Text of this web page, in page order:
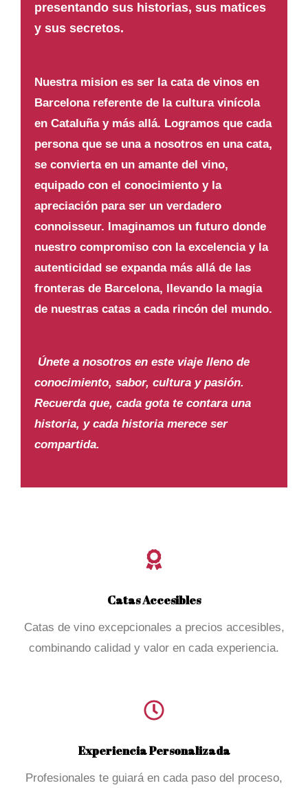
presentando sus historias, sus matices
y sus secretos.
Nuestra mision es ser la cata de vinos en
Barcelona referente de la cultura vinícola
en Cataluña y más allá. Logramos que cada
persona que se una a nosotros en una cata,
se convierta en un amante del vino,
equipado con el conocimiento y la
apreciación para ser un verdadero
connoisseur. Imaginamos un futuro donde
nuestro compromiso con la excelencia y la
autenticidad se expanda más allá de las
fronteras de Barcelona, llevando la magia
de nuestras catas a cada rincón del mundo.
Únete a nosotros en este viaje lleno de
conocimiento, sabor, cultura y pasión.
Recuerda que, cada gota te contara una
historia, y cada historia merece ser
compartida.
Catas Accesibles
Catas de vino excepcionales a precios accesibles,
combinando calidad y valor en cada experiencia.
Experiencia Personalizada
Profesionales te guiará en cada paso del proceso,